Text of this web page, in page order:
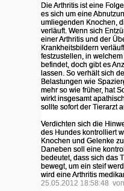
Die Arthritis ist eine
es sich um eine
umliegenden Knochen,
verläuft. Wenn sich
einer Arthritis und der
Krankheitsbildern
festzustellen, in
befindet, doch gibt es
lassen. So verhält sich
Belastungen wie
mehr so wie früher, hat
wirkt insgesamt
sollte sofort der Tierarzt
Verdichten sich die
des Hundes kontrolliert
Knochen und Gelenke
Daneben soll eine
bedeutet, dass sich das
bewegt, um ein steif
wird eine Arthritis
25.05.2012 18:58:48